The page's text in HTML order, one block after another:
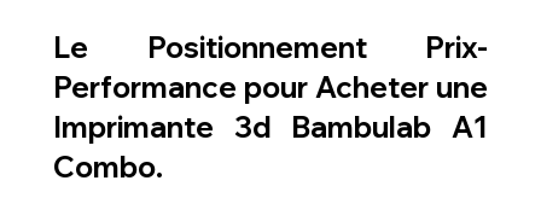
Le Positionnement Prix-
Performance pour Acheter une
Imprimante 3d Bambulab A1
Combo.